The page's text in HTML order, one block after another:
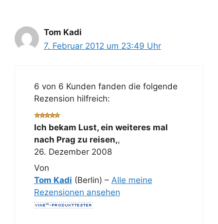
Tom Kadi
7. Februar 2012 um 23:49 Uhr
6 von 6 Kunden fanden die folgende
Rezension hilfreich:
Ich bekam Lust, ein weiteres mal
nach Prag zu reisen,,
26. Dezember 2008
Von
Tom Kadi (Berlin) – Alle meine
Rezensionen ansehen